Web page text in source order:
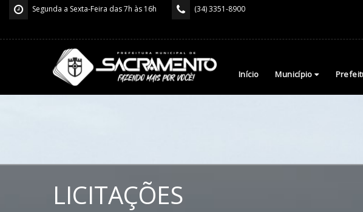
Segunda a Sexta-Feira das 7h às 16h (34) 3351-8900
Início Município
LICITAÇÕES